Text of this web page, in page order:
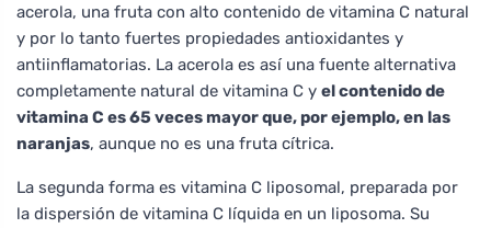
acerola, una fruta con alto contenido de vitamina C natural
y por lo tanto fuertes propiedades antioxidantes y
antiinflamatorias. La acerola es así una fuente alternativa
completamente natural de vitamina C y el contenido de
vitamina C es 65 veces mayor que, por ejemplo, en las
naranjas, aunque no es una fruta cítrica.
La segunda forma es vitamina C liposomal, preparada por
la dispersión de vitamina C líquida en un liposoma. Su